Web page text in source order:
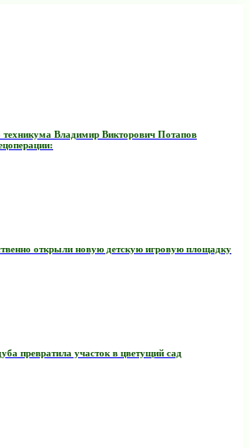
техникума Владимир Викторович Потапов
открыли новую детскую игровую площадку
превратила участок в цветущий сад